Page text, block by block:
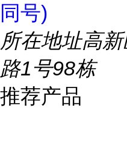
同号)
所在地址高
路1号98栋
推荐产品